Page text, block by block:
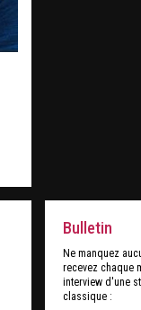
Bulletin
Ne manquez
recevez chaque
interview d'une
classique :